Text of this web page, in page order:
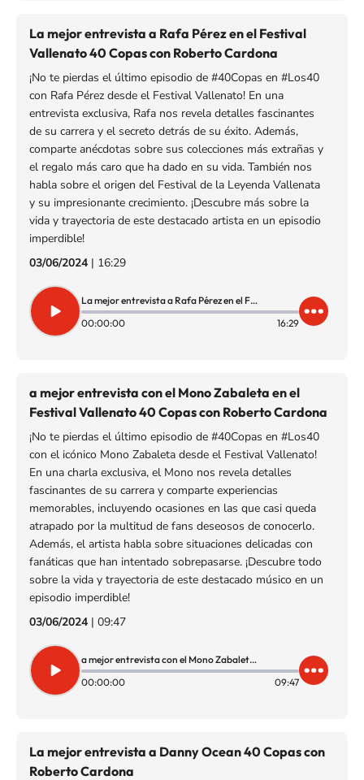
La mejor entrevista a Rafa Pérez en el Festival
Vallenato 40 Copas con Roberto Cardona
¡No te pierdas el último episodio de #40Copas en #Los40
con Rafa Pérez desde el Festival Vallenato! En una
entrevista exclusiva, Rafa nos revela detalles fascinantes
de su carrera y el secreto detrás de su éxito. Además,
comparte anécdotas sobre sus colecciones más extrañas y
el regalo más caro que ha dado en su vida. También nos
habla sobre el origen del Festival de la Leyenda Vallenata
y su impresionante crecimiento. ¡Descubre más sobre la
vida y trayectoria de este destacado artista en un episodio
imperdible!
03/06/2024 | 16:29
La mejor entrevista a Rafa Pérez en el Festival Vallenato 40 Copas con Roberto Cardona
00:00:00
16:29
a mejor entrevista con el Mono Zabaleta en el
Festival Vallenato 40 Copas con Roberto Cardona
¡No te pierdas el último episodio de #40Copas en #Los40
con el icónico Mono Zabaleta desde el Festival Vallenato!
En una charla exclusiva, el Mono nos revela detalles
fascinantes de su carrera y comparte experiencias
memorables, incluyendo ocasiones en las que casi queda
atrapado por la multitud de fans deseosos de conocerlo.
Además, el artista habla sobre situaciones delicadas con
fanáticas que han intentado sobrepasarse. ¡Descubre todo
sobre la vida y trayectoria de este destacado músico en un
episodio imperdible!
03/06/2024 | 09:47
a mejor entrevista con el Mono Zabaleta en el Festival Vallenato 40 Copas con Roberto Cardona
00:00:00
09:47
La mejor entrevista a Danny Ocean 40 Copas con
Roberto Cardona